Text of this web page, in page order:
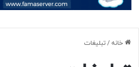
خانه /تبلیغات